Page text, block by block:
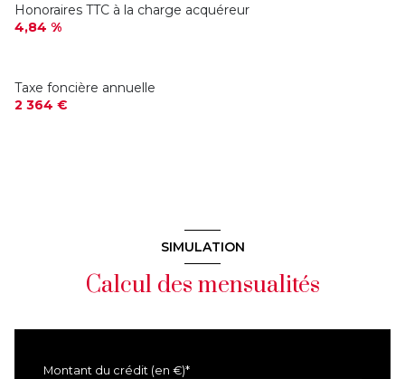
Honoraires TTC à la charge acquéreur
4,84 %
Taxe foncière annuelle
2 364 €
SIMULATION
Calcul des mensualités
Montant du crédit (en €)*